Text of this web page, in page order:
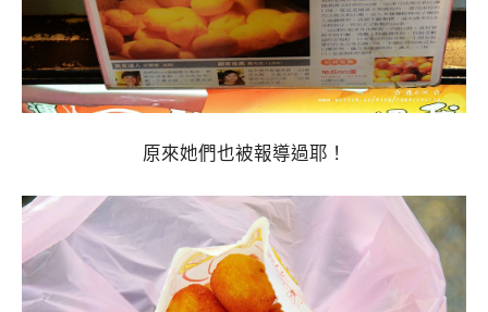
原來她們也被報導過耶！